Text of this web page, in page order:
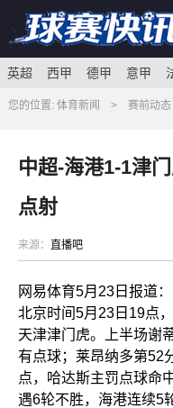
英超 西甲 德甲 意甲
您的位置: 体育新闻 > 赛前动态
中超-海港1-1津
点射
来源： 直播吧
网易体育5月23日报道：
北京时间5月23日19点
天津津门虎。上半场谢
有点球； 莱昂纳多第52
点，哈达斯主罚点球命
遇6轮不胜，海港连续5